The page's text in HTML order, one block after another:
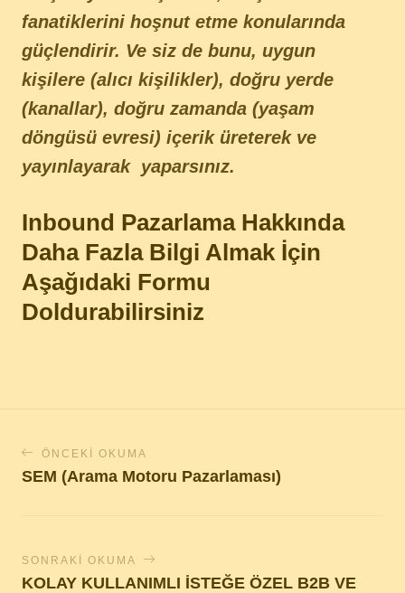
fanatiklerini hoşnut etme konularında
güçlendirir. Ve siz de bunu, uygun
kişilere (alıcı kişilikler), doğru yerde
(kanallar), doğru zamanda (yaşam
döngüsü evresi) içerik üreterek ve
yayınlayarak yaparsınız.
Inbound Pazarlama Hakkında
Daha Fazla Bilgi Almak İçin
Aşağıdaki Formu
Doldurabilirsiniz
ÖNCEKI OKUMA
SEM (Arama Motoru Pazarlaması)
SONRAKI OKUMA
KOLAY KULLANIMLI İSTEĞE ÖZEL B2B VE